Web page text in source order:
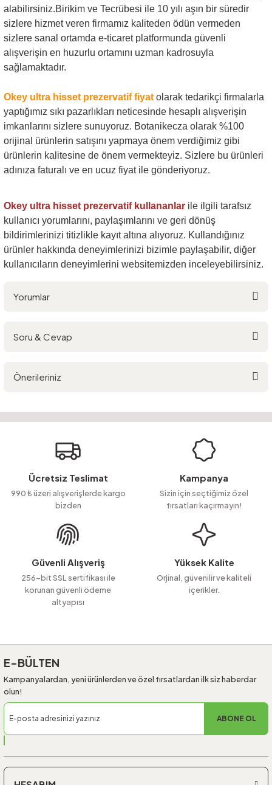
alabilirsiniz.Birikim ve Tecrübesi ile 10 yılı aşın bir süredir
sizlere hizmet veren firmamız kaliteden ödün vermeden
sizlere sanal ortamda e-ticaret platformunda güvenli
alışverişin en huzurlu ortamını uzman kadrosuyla
sağlamaktadır.
Okey ultra hisset prezervatif fiyat olarak tedarikçi firmalarla
yaptığımız sıkı pazarlıkları neticesinde hesaplı alışverişin
imkanlarını sizlere sunuyoruz. Botanikecza olarak %100
orijinal ürünlerin satışını yapmaya önem verdiğimiz gibi
ürünlerin kalitesine de önem vermekteyiz. Sizlere bu ürünleri
adınıza faturalı ve en ucuz fiyat ile gönderiyoruz.
Okey ultra hisset prezervatif kullananlar ile ilgili tarafsız
kullanıcı yorumlarını, paylaşımlarını ve geri dönüş
bildirimlerinizi titizlikle kayıt altına alıyoruz. Kullandığınız
ürünler hakkında deneyimlerinizi bizimle paylaşabilir, diğer
kullanıcıların deneyimlerini websitemizden inceleyebilirsiniz.
Yorumlar
Soru & Cevap
Soru Sor
Önerileriniz
Görüş ve önerileriniz için teşekkür ederiz.
Ürün resmi kalitesiz, bozuk veya görüntülenemiyor.
Ürün açıklamasında eksik bilgiler bulunuyor.
Ürün bilgilerinde hatalar bulunuyor.
Ürün fiyatı diğer sitelerden daha pahalı.
Bu ürüne benzer farklı alternatifler olmalı.
Ücretsiz Teslimat
990 ₺ üzeri alışverişlerde kargo
bizden
Kampanya
Sizin için seçtiğimiz özel
fırsatları kaçırmayın!
Güvenli Alışveriş
256-bit SSL sertifikası ile
korunan güvenli ödeme
altyapısı
Yüksek Kalite
Orjinal, güvenilir ve kaliteli
içerikler.
E-BÜLTEN
Kampanyalardan, yeni ürünlerden ve özel fırsatlardan ilk siz haberdar
olun!
ABONE OL